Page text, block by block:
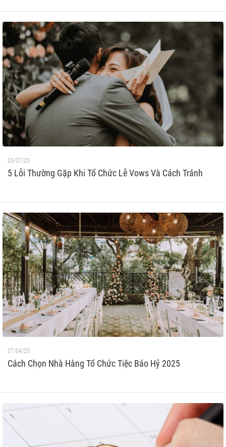
03/07/25
5 Lỗi Thường Gặp Khi Tổ Chức Lễ Vows Và Cách Tránh
07/04/25
Cách Chọn Nhà Hàng Tổ Chức Tiệc Báo Hỷ 2025